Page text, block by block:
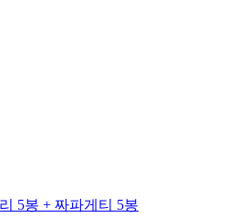
5봉 + 짜파게티 5봉